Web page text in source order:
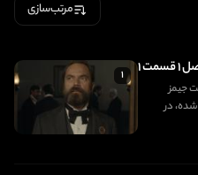
مرتب‌سازی
۱
۱۸۸۰، سرنوشت جيمز
شده، در
۱